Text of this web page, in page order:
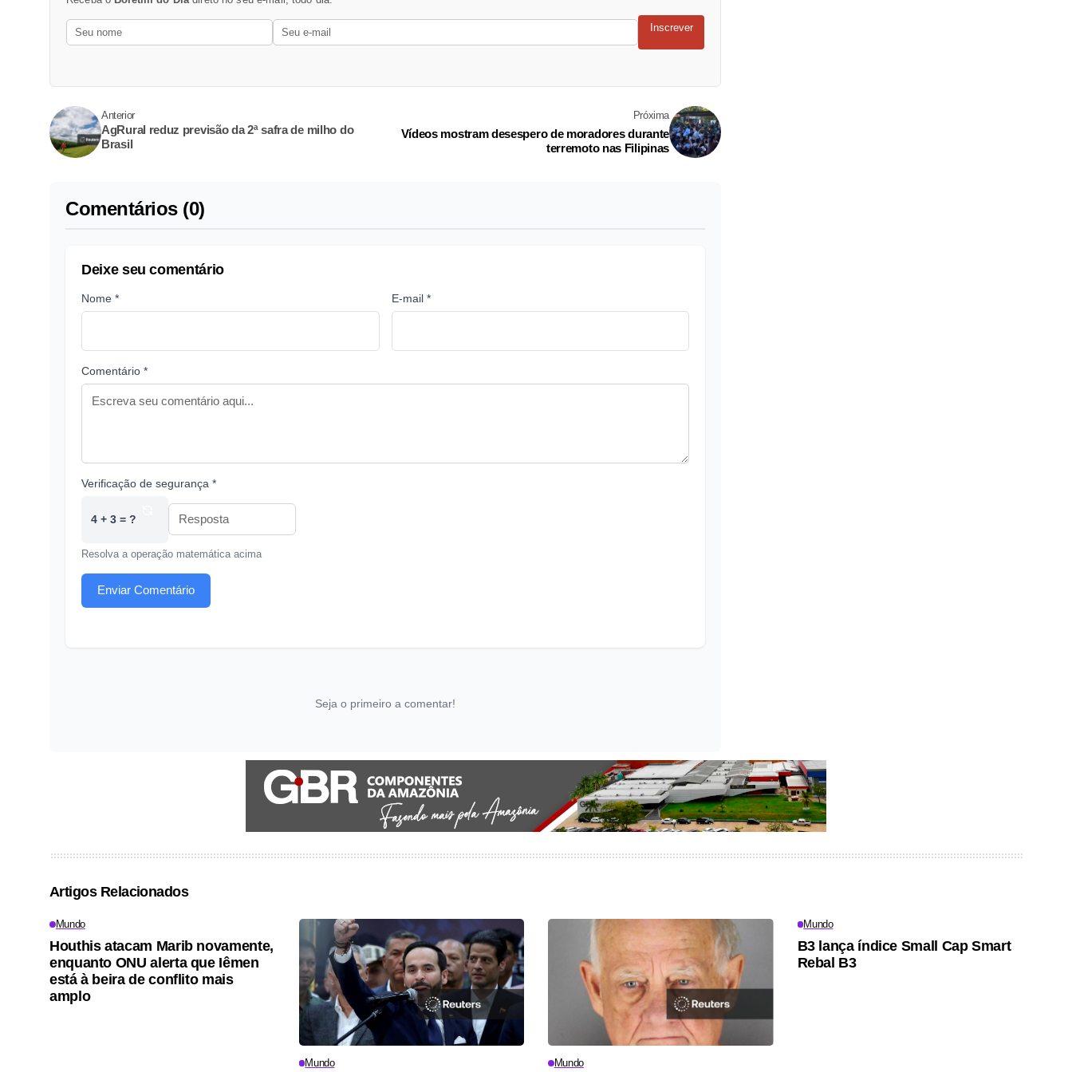
Inscrever
Anterior
AgRural reduz previsão da 2ª safra de milho do
Brasil
Próxima
Vídeos mostram desespero de moradores durante
terremoto nas Filipinas
Comentários (0)
Deixe seu comentário
Nome * E-mail *
Comentário *
Verificação de segurança *
4 + 3 = ?
Resolva a operação matemática acima
Enviar Comentário
Seja o primeiro a comentar!
Artigos Relacionados
Mundo
Houthis atacam Marib novamente,
enquanto ONU alerta que Iêmen
está à beira de conflito mais
amplo
Mundo Mundo
Mundo
B3 lança índice Small Cap Smart
Rebal B3